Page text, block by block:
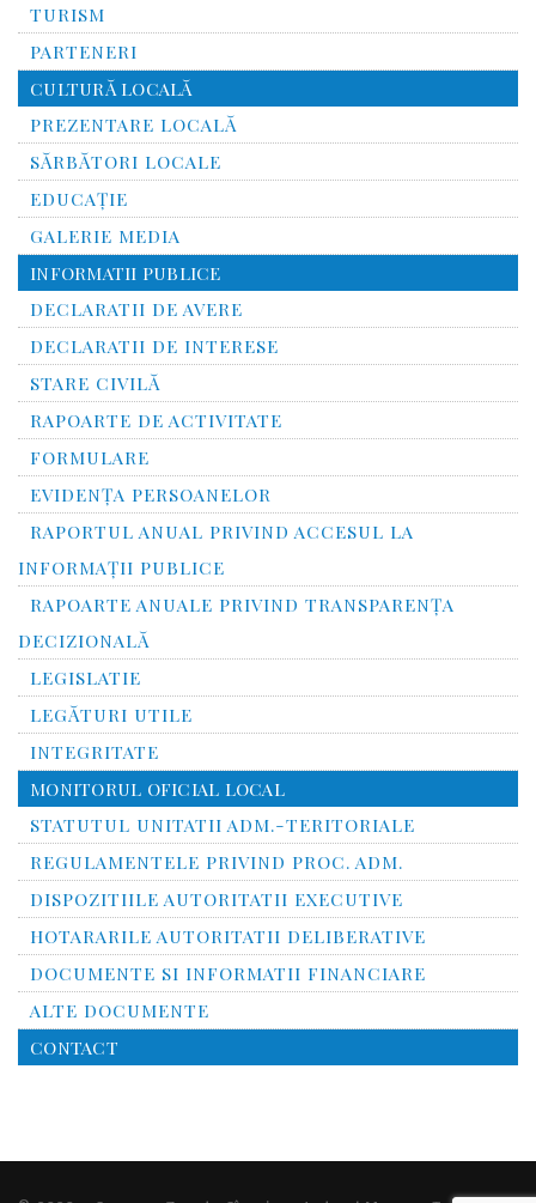
TURISM
PARTENERI
CULTURĂ LOCALĂ
PREZENTARE LOCALĂ
SĂRBĂTORI LOCALE
EDUCAȚIE
GALERIE MEDIA
INFORMATII PUBLICE
DECLARATII DE AVERE
DECLARATII DE INTERESE
STARE CIVILĂ
RAPOARTE DE ACTIVITATE
FORMULARE
EVIDENȚA PERSOANELOR
RAPORTUL ANUAL PRIVIND ACCESUL LA
INFORMAŢII PUBLICE
RAPOARTE ANUALE PRIVIND TRANSPARENŢA
DECIZIONALĂ
LEGISLATIE
LEGĂTURI UTILE
INTEGRITATE
MONITORUL OFICIAL LOCAL
STATUTUL UNITATII ADM.-TERITORIALE
REGULAMENTELE PRIVIND PROC. ADM.
DISPOZITIILE AUTORITATII EXECUTIVE
HOTARARILE AUTORITATII DELIBERATIVE
DOCUMENTE SI INFORMATII FINANCIARE
ALTE DOCUMENTE
CONTACT